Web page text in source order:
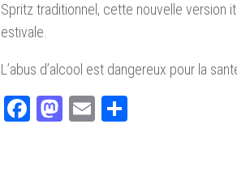
Spritz traditionnel, cette nouvelle version
estivale.
L’abus d’alcool est dangereux pour la
Facebook
Mastodon
Email